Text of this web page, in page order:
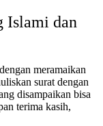
Islami dan
meramaikan
surat dengan
disampaikan bisa
terima kasih,